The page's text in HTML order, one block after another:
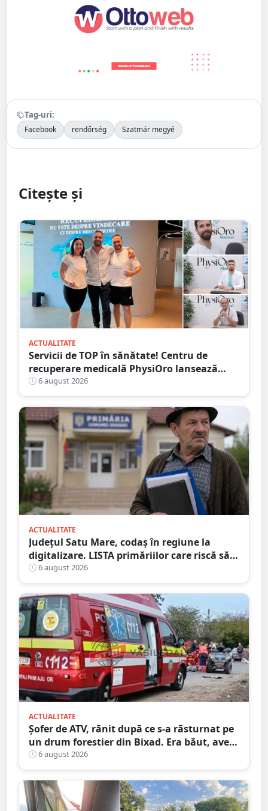
Tag-uri:
Facebook rendőrség Szatmár megyé
Citește și
ACTUALITATE
Servicii de TOP în sănătate! Centru de
recuperare medicală PhysiOro lansează
Divizia medicală PhysiOro
6 august 2026
ACTUALITATE
Județul Satu Mare, codaș în regiune la
digitalizare. LISTA primăriilor care riscă să
piardă bani de la buget
6 august 2026
ACTUALITATE
Șofer de ATV, rănit după ce s-a răsturnat pe
un drum forestier din Bixad. Era băut, avea
permisul anulat, iar vehiculul nu era
înmatriculat
6 august 2026